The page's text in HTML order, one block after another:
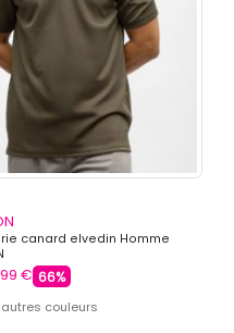
canard elvedin Homme
€ 66%
couleurs